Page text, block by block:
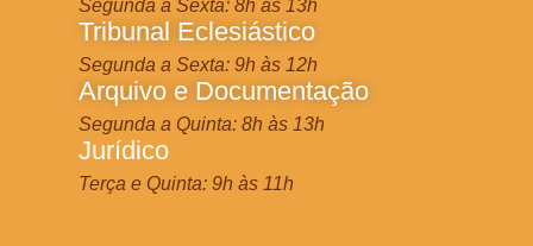
Segunda a Sexta: 8h às 13h
Tribunal Eclesiástico
Segunda a Sexta: 9h às 12h
Arquivo e Documentação
Segunda a Quinta: 8h às 13h
Jurídico
Terça e Quinta: 9h às 11h